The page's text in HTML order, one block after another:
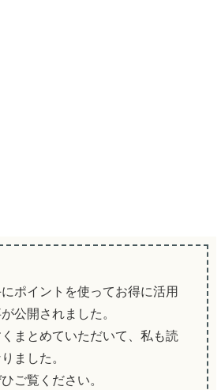
にポイントを使ってお得に活用
公開されました。
まとめていただいて、私も読
ました。
ご覧ください。